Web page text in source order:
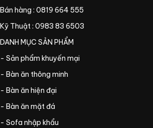
Bán hàng : 0819 664 555
Kỹ Thuật : 0983 83 6503
DANH MỤC SẢN PHẨM
- Sản phẩm khuyến mại
- Bàn ăn thông minh
- Bàn ăn hiện đại
- Bàn ăn mặt đá
- Sofa nhập khẩu